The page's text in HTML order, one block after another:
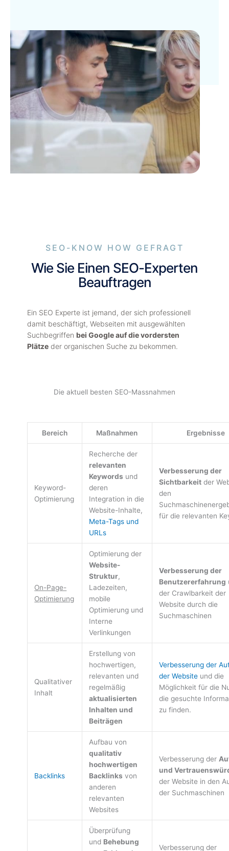
SEO-KNOW HOW GEFRAGT
Wie Sie Einen SEO-Experten
Beauftragen
Ein SEO Experte ist jemand, der sich professionell
damit beschäftigt, Webseiten mit ausgewählten
Suchbegriffen bei Google auf die vordersten
Plätzeder organischen Suche zu bekommen.
Die aktuell besten SEO-Massnahmen
Bereich Maßnahmen Ergebnisse
Keyword-
Optimierung
Recherche der
relevanten
Keywords und
deren
Integration in die
Website-Inhalte,
Meta-Tags und
URLs
Verbesserung der
Sichtbarkeit der
den
für die relevanten
On-Page-
Optimierung
Optimierung der
Website-
Struktur,
Ladezeiten,
mobile
Optimierung und
Interne
Verlinkungen
Verbesserung der
Benutzererfahrung
der Crawlbarkeit der
Website durch die
Suchmaschinen
Qualitativer
Inhalt
Erstellung von
hochwertigen,
relevanten und
regelmäßig
aktualisierten
Inhalten und
Beiträgen
Verbesserung der
der Website und die
Möglichkeit für die
die gesuchte
zu finden.
Backlinks
Aufbau von
qualitativ
hochwertigen
Backlinks von
anderen
relevanten
Websites
Verbesserung der
und
der Website in den
der Suchmaschinen
Überprüfung
und Behebung
Verbesserung der